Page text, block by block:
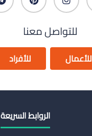
للتواصل معنا
للأعمال للأفراد
الروابط السريعة